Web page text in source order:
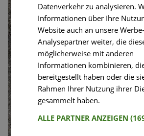
Datenverkehr zu analysieren.
Informationen über Ihre
Website auch an unsere
Analysepartner weiter, die
möglicherweise mit anderen
Informationen kombinieren,
bereitgestellt haben oder die
Rahmen Ihrer Nutzung ihrer
gesammelt haben.
ALLE PARTNER ANZEIGEN